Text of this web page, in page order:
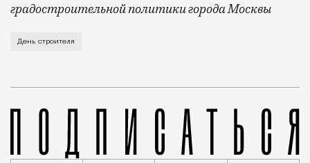
градостроительной политики города Москвы
В этом году профессиональный праздник День
День строителя